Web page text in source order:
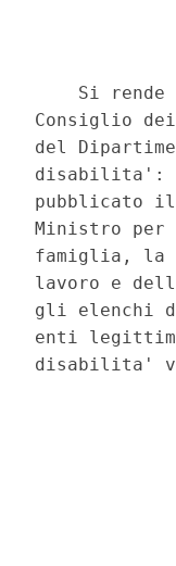
Si rende
Consiglio
del
disabilita':
pubblicato
Ministro
famiglia,
lavoro e
gli elenchi
enti